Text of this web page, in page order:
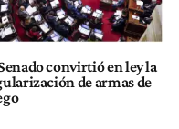
convirtió en ley la
de armas de